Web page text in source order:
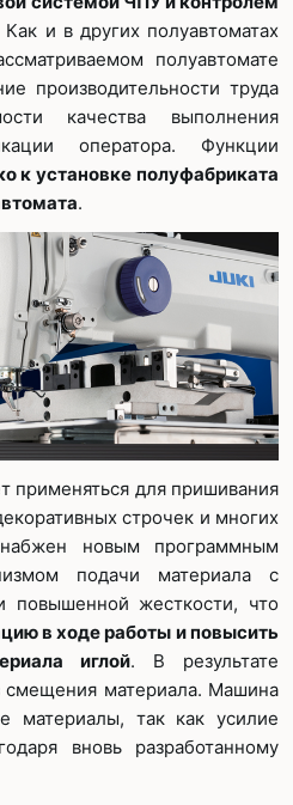
Как и в других полуавтоматах
полуавтомате
производительности труда
качества выполнения
оператора. Функции
к установке полуфабриката
.
применяться для пришивания
строчек и многих
новым программным
подачи материала с
повышенной жесткости, что
в ходе работы и повысить
иглой. В результате
смещения материала. Машина
материалы, так как усилие
вновь разработанному